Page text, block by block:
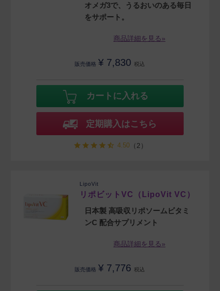
オメガ3で、うるおいのある毎日
をサポート。
商品詳細を見る»
販売価格 ¥ 7,830 税込
カートに入れる
定期購入はこちら
4.50（2）
LipoVit
リポビットVC（LipoVit VC）
日本製 高吸収リポソームビタミ
ンC 配合サプリメント
商品詳細を見る»
販売価格 ¥ 7,776 税込